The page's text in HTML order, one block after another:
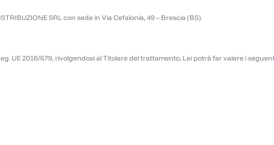
SRL con sede in Via Cefalonia, 49 – Brescia (BS).
UE 2016/679, rivolgendosi al Titolare del trattamento, Lei potrà far valere i